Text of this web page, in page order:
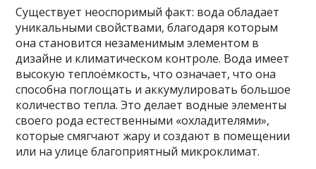
Существует неоспоримый факт: вода обладает
уникальными свойствами, благодаря которым
она становится незаменимым элементом в
дизайне и климатическом контроле. Вода имеет
высокую теплоёмкость, что означает, что она
способна поглощать и аккумулировать большое
количество тепла. Это делает водные элементы
своего рода естественными «охладителями»,
которые смягчают жару и создают в помещении
или на улице благоприятный микроклимат.